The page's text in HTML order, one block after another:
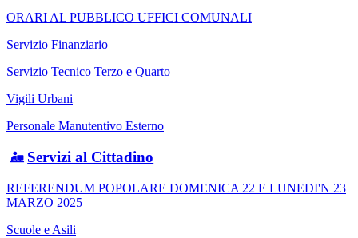
ORARI AL PUBBLICO UFFICI COMUNALI
Servizio Finanziario
Servizio Tecnico Terzo e Quarto
Vigili Urbani
Personale Manutentivo Esterno
Servizi al Cittadino
REFERENDUM POPOLARE DOMENICA 22 E LUNEDI'N 23
MARZO 2025
Scuole e Asili